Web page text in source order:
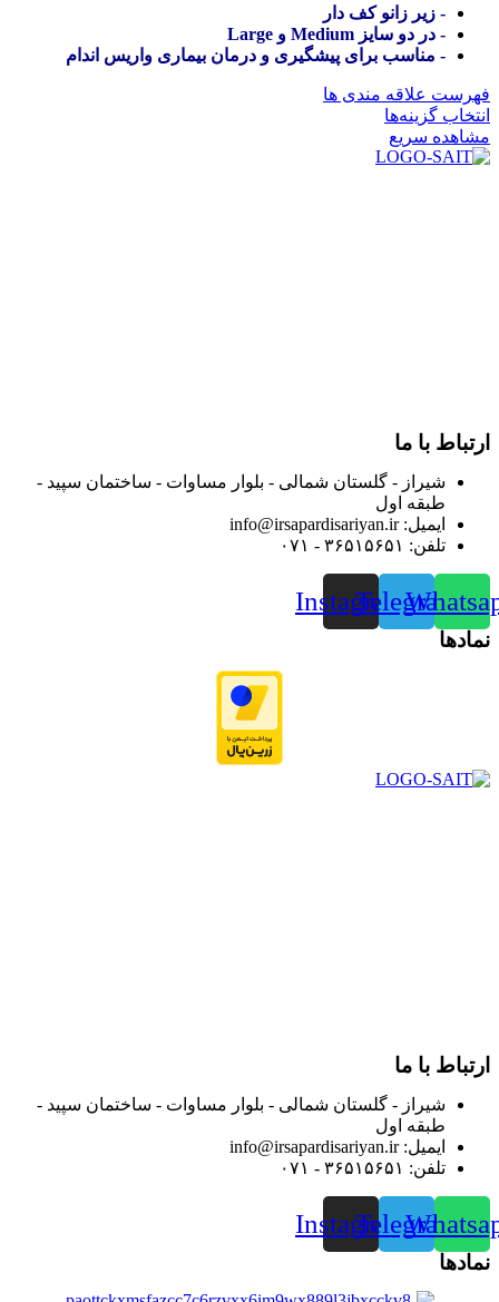
- زیر زانو کف دار
- در دو سایز Medium و Large
- مناسب برای پیشگیری و درمان بیماری واریس اندام
فهرست علاقه مندی ها
انتخاب گزینه‌ها
مشاهده سریع
ارتباط با ما
شیراز - گلستان شمالی - بلوار مساوات - ساختمان سپید -
طبقه اول
ایمیل: info@irsapardisariyan.ir
تلفن: ۳۶۵۱۵۶۵۱ - ۰۷۱
Telegram
Instagram
نمادها
ارتباط با ما
شیراز - گلستان شمالی - بلوار مساوات - ساختمان سپید -
طبقه اول
ایمیل: info@irsapardisariyan.ir
تلفن: ۳۶۵۱۵۶۵۱ - ۰۷۱
Telegram
Instagram
نمادها